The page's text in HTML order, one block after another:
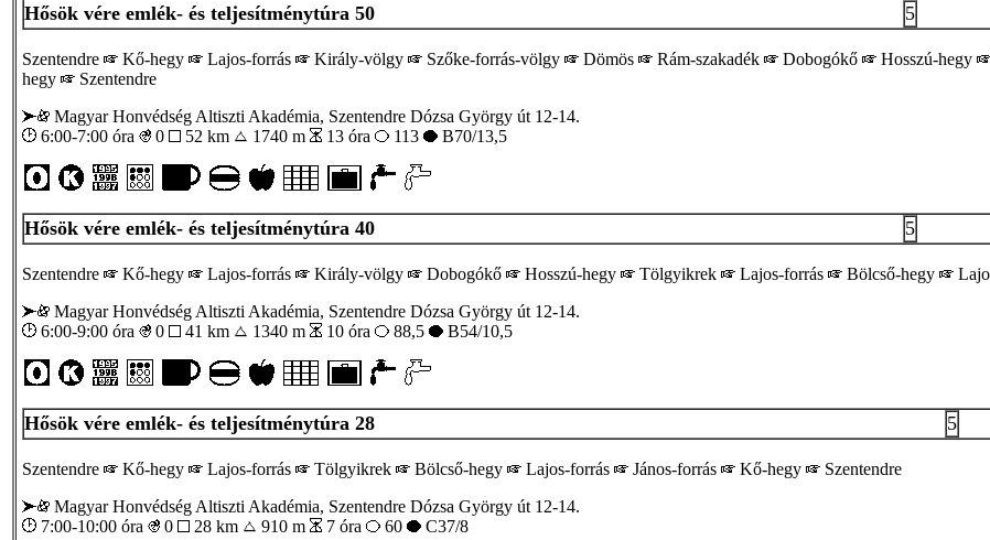
Hősök vére emlék- és teljesítménytúra 50 5
Szentendre Kő-hegy Lajos-forrás Király-völgy Szőke-forrás-völgy Dömös Rám-szakadék Dobogókő Hosszú-hegy
hegy
Szentendre
Magyar Honvédség Altiszti Akadémia, Szentendre Dózsa György út 12-14.
6:00-7:00 óra
0 52 km 1740 m 13 óra 113 B70/13,5
Hősök vére emlék- és teljesítménytúra 40 5
Szentendre Kő-hegy Lajos-forrás Király-völgy Dobogókő Hosszú-hegy Tölgyikrek Lajos-forrás Bölcső-hegy
Magyar Honvédség Altiszti Akadémia, Szentendre Dózsa György út 12-14.
6:00-9:00 óra
0 41 km 1340 m 10 óra 88,5 B54/10,5
Hősök vére emlék- és teljesítménytúra 28 5
Szentendre Kő-hegy Lajos-forrás Tölgyikrek Bölcső-hegy Lajos-forrás János-forrás Kő-hegy
Szentendre
Magyar Honvédség Altiszti Akadémia, Szentendre Dózsa György út 12-14.
7:00-10:00 óra
0 28 km 910 m 7 óra 60 C37/8